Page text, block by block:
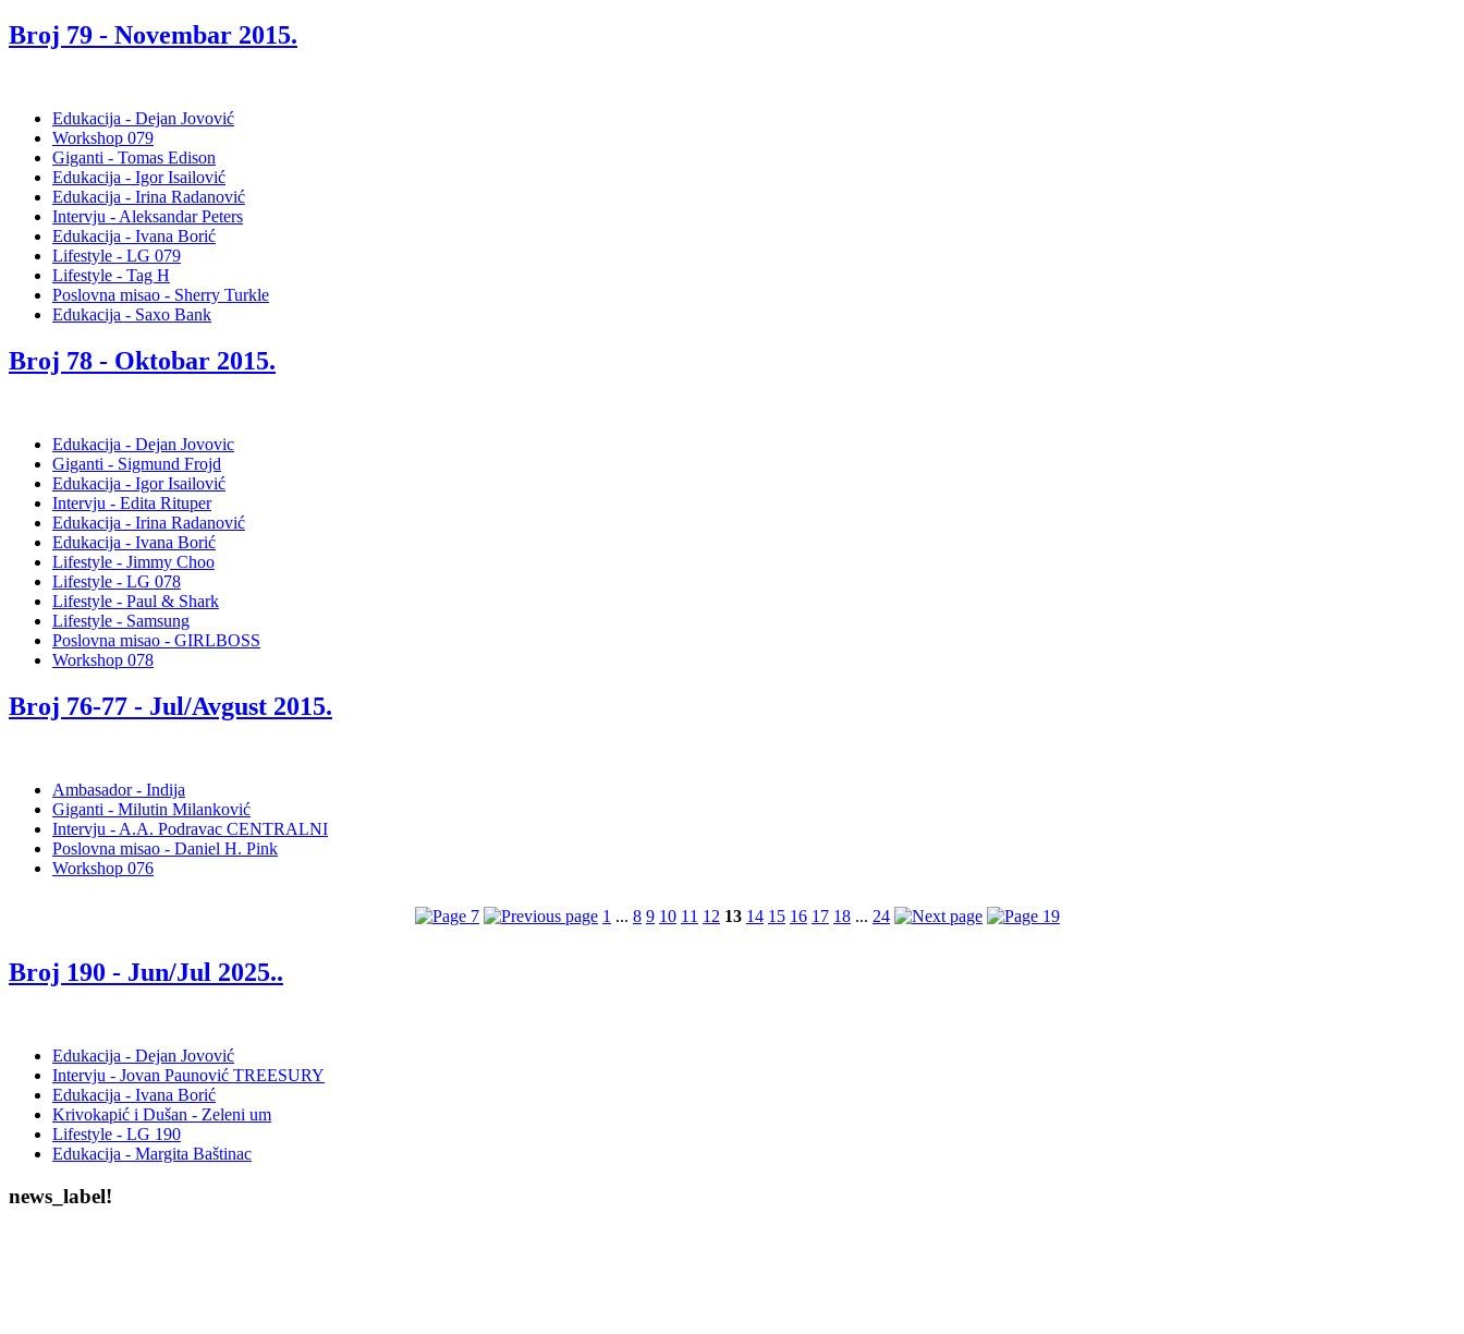
Broj 79 - Novembar 2015.
Edukacija - Dejan Jovović
Workshop 079
Giganti - Tomas Edison
Edukacija - Igor Isailović
Edukacija - Irina Radanović
Intervju - Aleksandar Peters
Edukacija - Ivana Borić
Lifestyle - LG 079
Lifestyle - Tag H
Poslovna misao - Sherry Turkle
Edukacija - Saxo Bank
Broj 78 - Oktobar 2015.
Edukacija - Dejan Jovovic
Giganti - Sigmund Frojd
Edukacija - Igor Isailović
Intervju - Edita Rituper
Edukacija - Irina Radanović
Edukacija - Ivana Borić
Lifestyle - Jimmy Choo
Lifestyle - LG 078
Lifestyle - Paul & Shark
Lifestyle - Samsung
Poslovna misao - GIRLBOSS
Workshop 078
Broj 76-77 - Jul/Avgust 2015.
Ambasador - Indija
Giganti - Milutin Milanković
Intervju - A.A. Podravac CENTRALNI
Poslovna misao - Daniel H. Pink
Workshop 076
1 ... 8 9 10 11 12 13 14 15 16 17 18 ... 24
Broj 190 - Jun/Jul 2025..
Edukacija - Dejan Jovović
Intervju - Jovan Paunović TREESURY
Edukacija - Ivana Borić
Krivokapić i Dušan - Zeleni um
Lifestyle - LG 190
Edukacija - Margita Baštinac
news_label!